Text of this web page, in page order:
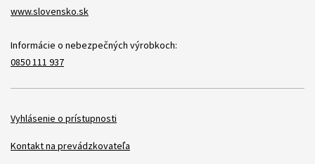
www.slovensko.sk
Informácie o nebezpečných výrobkoch:
0850 111 937
Položky
Vyhlásenie o prístupnosti
Kontakt na prevádzkovateľa